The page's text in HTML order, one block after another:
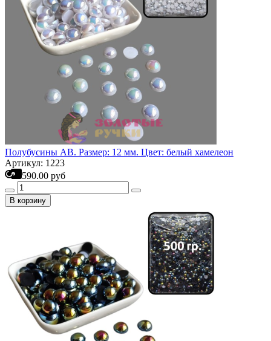
Полубусины АВ. Размер: 12 мм. Цвет: белый хамелеон
Артикул: 1223
590.00 руб
В корзину